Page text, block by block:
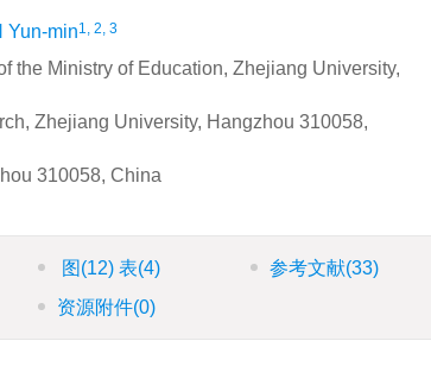
Yun-min1, 2, 3
the Ministry of Education, Zhejiang University,
Zhejiang University, Hangzhou 310058,
310058, China
图 (12) 表(4) 参考文献(33)
资源附件(0)